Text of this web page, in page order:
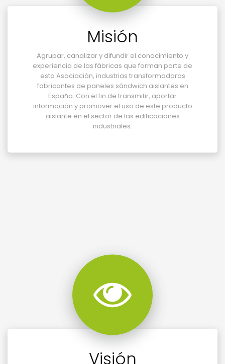
Misión
Agrupar, canalizar y difundir el conocimiento y
experiencia de las fábricas que forman parte de
esta Asociación, industrias transformadoras
fabricantes de paneles sándwich aislantes en
España. Con el fin de transmitir, aportar
información y promover el uso de este producto
aislante en el sector de las edificaciones
industriales.
Visión